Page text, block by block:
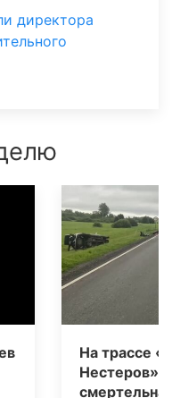
директора
На трассе
Нестеров»